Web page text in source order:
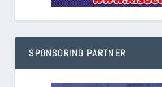
SPONSORING PARTNER